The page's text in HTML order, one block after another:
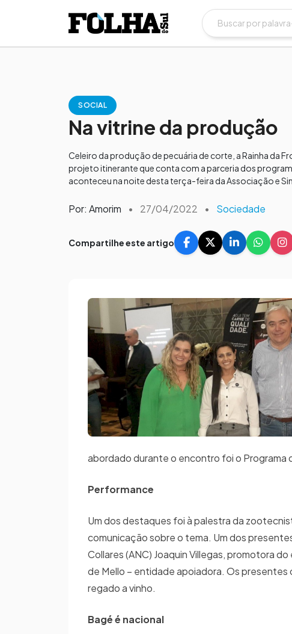
SOCIAL
Na vitrine da produção
Celeiro da produção de pecuária de corte, a Rainha da
projeto itinerante que conta com a parceria dos
aconteceu na noite desta terça-feira da Associação e
Por: Amorim • 27/04/2022 • Sociedade
Compartilhe este artigo
abordado durante o encontro foi o Programa
Performance
Um dos destaques foi à palestra da
comunicação sobre o tema. Um dos
Collares (ANC) Joaquin Villegas, promotora
de Mello – entidade apoiadora. Os
regado a vinho.
Bagé é nacional